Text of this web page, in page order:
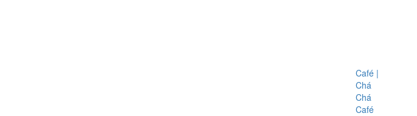
Café |
Chá
Chá
Café